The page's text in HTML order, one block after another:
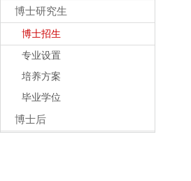
博士研究生
博士招生
专业设置
培养方案
毕业学位
博士后